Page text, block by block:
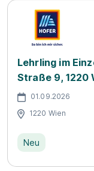
Lehrling im
Straße 9, 1220
01.09.2026
1220 Wien
Neu